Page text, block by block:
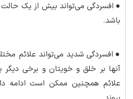
● افسردگی می‌تواند بیش از یک
باشد.
● افسردگی شدید می‌تواند علائم
آنها بر خلق و خویتان و برخی دیگر
علائم همچنین ممکن است ادامه